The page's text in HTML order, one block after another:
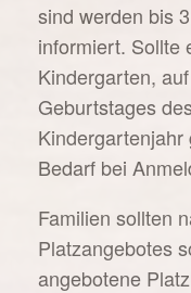
sind werden bis
informiert. Sollte
Kindergarten,
Geburtstages
Bedarf bei
Familien sollten
Platzangebotes
angebotene